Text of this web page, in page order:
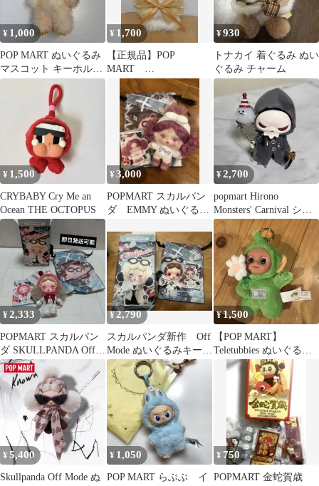
¥ 1,000
POP MART ぬいぐるみ
マスコット キーホルダ
ー
¥ 1,700
【正規品】POP
MART
SKULLPANDA スカル
パンダ ぬいぐるみ
¥930
トナカイ 着ぐるみ ぬい
ぐるみ チャーム
¥ 1,500
CRYBABY Cry Me an
Ocean THE OCTOPUS
¥3,000
POPMART スカルパン
ダ EMMY ぬいぐるみ
¥2,700
popmart Hirono
Monsters' Carnival シリ
ーズ
¥2,333
POPMART スカルパン
ダ SKULLPANDA Off
Mode ペンダント
¥2,790
スカルパンダ新作 Off
Mode ぬいぐるみキーホ
ルダーBreak Time
¥1,500
【POP MART】
Teletubbies ぬいぐるみ
キーチェーン
¥ 5,400
Skullpanda Off Mode ぬ
¥ 1,050
POP MART らぶぶ イ
¥ 750
POPMART 金蛇賀歳